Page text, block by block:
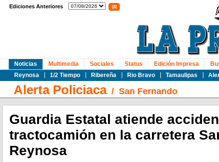
Ediciones Anteriores
Noticias
Reynosa
1/2 Tiempo Ribereña Rio Bravo Tamaulipas
Multimedia Sociales Status Edición Impresa
Alerta Policiaca/ San Fernando
Guardia Estatal atiende
tractocamión en la carretera
Reynosa